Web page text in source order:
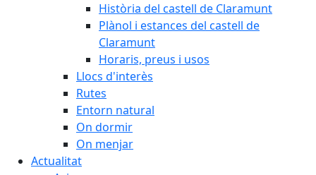
Història del castell de Claramunt
Plànol i estances del castell de
Claramunt
Horaris, preus i usos
Llocs d'interès
Rutes
Entorn natural
On dormir
On menjar
Actualitat